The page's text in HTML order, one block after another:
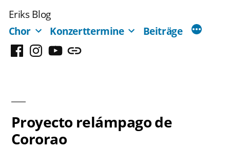
Inhalt
springen
Eriks Blog
Chor
Konzerttermine Beiträge
FacebookInstagram
YouTubeMastodon
Proyecto relámpago de
Cororao